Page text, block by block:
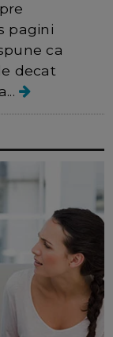
pagini
ca
decat